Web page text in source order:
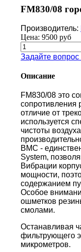
FM830/08
Производитель:
Цена: 9500 руб
Задайте вопрос
Описание
FM830/08 это
сопротивления
отличие от
используется
чистоты
BMC -
System,
Вибрации
мощности,
содержанием
Особое
ошметков
смолами.
Останавливая
фильтрующего
микрометров.